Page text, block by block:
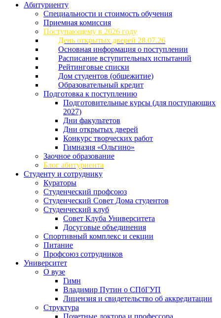
Абитуриенту
Специальности и стоимость обучения
Приемная комиссия
Поступающему в 2026 году
День открытых дверей 28.07.26
Основная информация о поступлении
Расписание вступительных испытаний
Рейтинговые списки
Дом студентов (общежитие)
Образовательный кредит
Подготовка к поступлению
Подготовительные курсы (для поступающих
2027)
Дни факультетов
Дни открытых дверей
Конкурс творческих работ
Гимназия «Ольгино»
Заочное образование
Блог абитуриента
Студенту и сотруднику
Кураторы
Студенческий профсоюз
Студенческий Совет Дома студентов
Студенческий клуб
Совет Клуба Университета
Досуговые объединения
Спортивный комплекс и секции
Питание
Профсоюз сотрудников
Университет
О вузе
Гимн
Владимир Путин о СПбГУП
Лицензия и свидетельство об аккредитации
Структура
Почетные доктора и профессора